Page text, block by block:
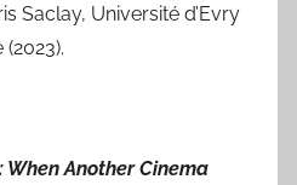
Saclay, Université d’Evry
(2023).
Another Cinema